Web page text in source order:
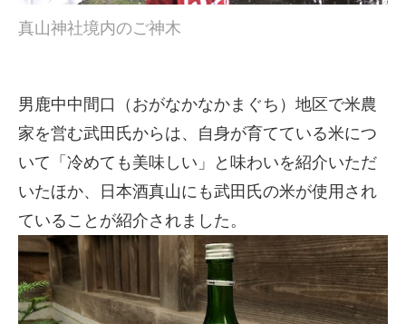
真山神社境内のご神木
男鹿中中間口（おがなかなかまぐち）地区で米農
家を営む武田氏からは、自身が育てている米につ
いて「冷めても美味しい」と味わいを紹介いただ
いたほか、日本酒真山にも武田氏の米が使用され
ていることが紹介されました。